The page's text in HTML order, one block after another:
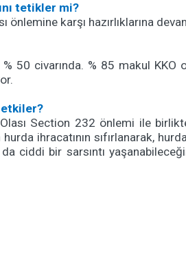
tetikler mi?
karşı hazırlıklarına
% 50 civarında. % 85 makul KKO
etkiler?
Section 232 önlemi ile
ihracatının sıfırlanarak,
ciddi bir sarsıntı